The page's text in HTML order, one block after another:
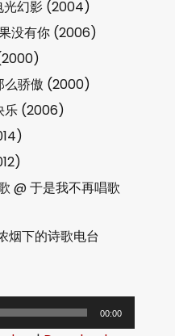
光幻影 (2004)
没有你 (2006)
么骄傲 (2000)
乐 (2006)
@ 于是我不再唱歌
烟下的诗歌电台
00:00